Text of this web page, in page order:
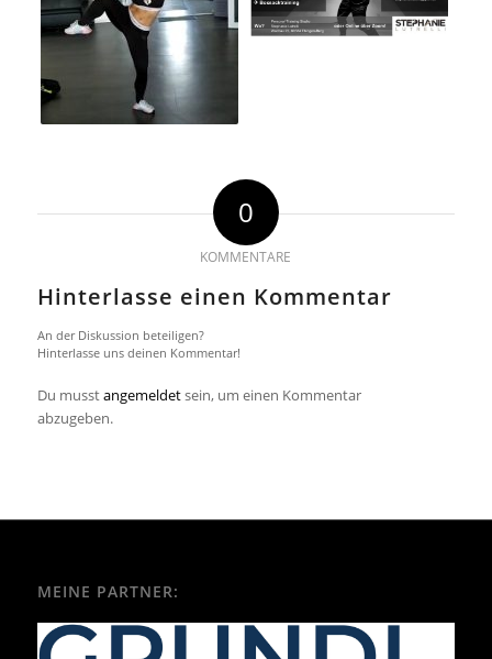
0
KOMMENTARE
Hinterlasse einen Kommentar
An der Diskussion beteiligen?
Hinterlasse uns deinen Kommentar!
Du musstangemeldetsein, um einen Kommentar
abzugeben.
MEINE PARTNER: